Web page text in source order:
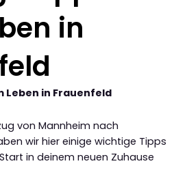
in
Leben in Frauenfeld
von Mannheim nach
wir hier einige wichtige Tipps
in deinem neuen Zuhause